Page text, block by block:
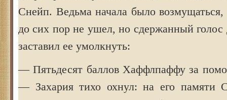
Снейп. Ведьма начала было
до сих пор не ушел, но сдержанный голос
заставил ее умолкнуть:
— Пятьдесят баллов Хаффлпаффу за
— Захария тихо охнул: на его памяти